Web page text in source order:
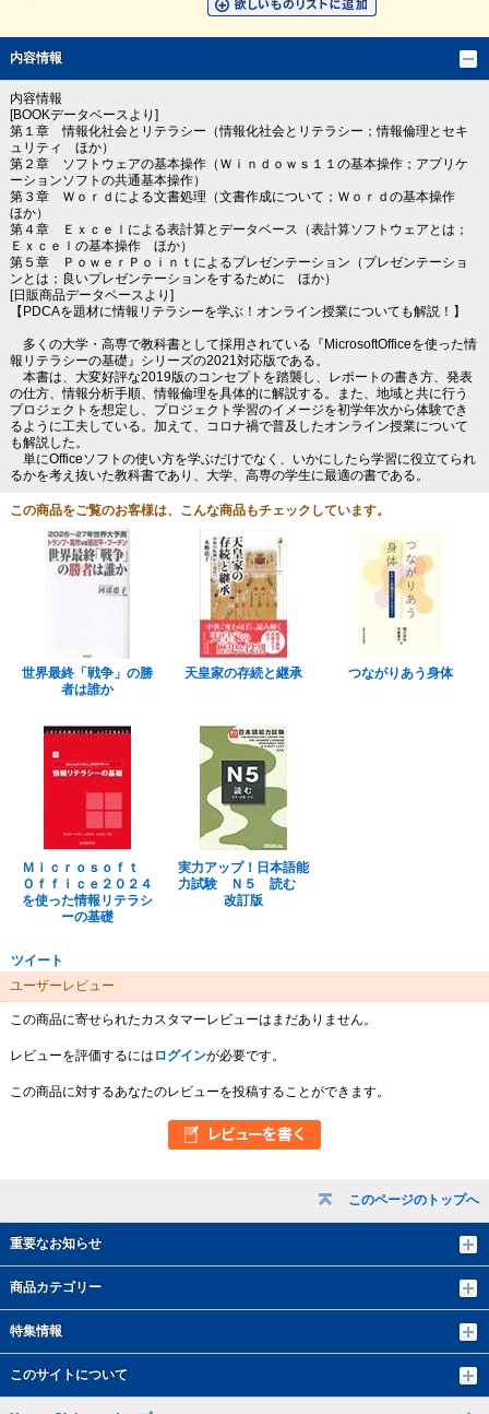
このページのトップへ
重要なお知らせ
商品カテゴリー
特集情報
このサイトについて
内容情報
内容情報
[BOOKデータベースより]
第１章 情報化社会とリテラシー（情報化社会とリテラシー；情報倫理とセキ
ュリティ ほか）
第２章 ソフトウェアの基本操作（Ｗｉｎｄｏｗｓ１１の基本操作；アプリケ
ーションソフトの共通基本操作）
第３章 Ｗｏｒｄによる文書処理（文書作成について；Ｗｏｒｄの基本操作
ほか）
第４章 Ｅｘｃｅｌによる表計算とデータベース（表計算ソフトウェアとは；
Ｅｘｃｅｌの基本操作 ほか）
第５章 ＰｏｗｅｒＰｏｉｎｔによるプレゼンテーション（プレゼンテーショ
ンとは；良いプレゼンテーションをするために ほか）
[日販商品データベースより]
【PDCAを題材に情報リテラシーを学ぶ！オンライン授業についても解説！】
多くの大学・高専で教科書として採用されている『MicrosoftOfficeを使った情
報リテラシーの基礎』シリーズの2021対応版である。
本書は、大変好評な2019版のコンセプトを踏襲し、レポートの書き方、発表
の仕方、情報分析手順、情報倫理を具体的に解説する。また、地域と共に行う
プロジェクトを想定し、プロジェクト学習のイメージを初学年次から体験でき
るように工夫している。加えて、コロナ禍で普及したオンライン授業について
も解説した。
単にOfficeソフトの使い方を学ぶだけでなく、いかにしたら学習に役立てられ
るかを考え抜いた教科書であり、大学、高専の学生に最適の書である。
この商品をご覧のお客様は、こんな商品もチェックしています。
世界最終「戦争」の勝
者は誰か
天皇家の存続と継承 つながりあう身体
Ｍｉｃｒｏｓｏｆｔ
Ｏｆｆｉｃｅ２０２４
を使った情報リテラシ
ーの基礎
実力アップ！日本語能
力試験 Ｎ５ 読む
改訂版
ツイート
ユーザーレビュー
この商品に寄せられたカスタマーレビューはまだありません。
レビューを評価するには ログインが必要です。
この商品に対するあなたのレビューを投稿することができます。